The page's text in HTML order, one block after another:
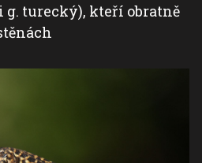
g. turecký), kteří obratně